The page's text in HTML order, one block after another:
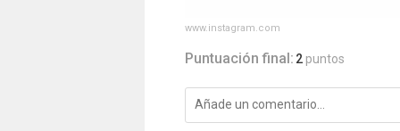
www.instagram.com
Puntuación final: 2 puntos